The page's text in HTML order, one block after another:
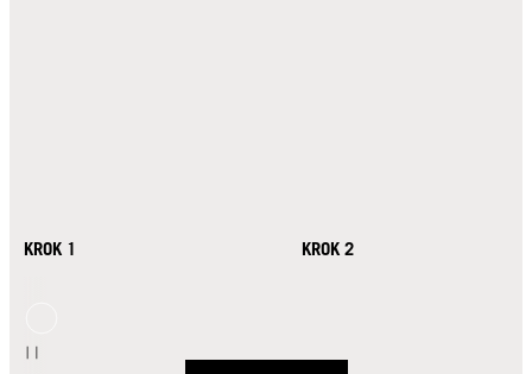
KROK 1 KROK 2